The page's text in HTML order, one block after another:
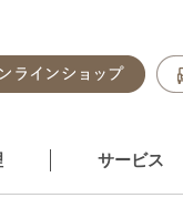
サービス